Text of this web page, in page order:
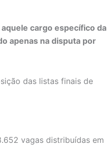
cargo específico da
apenas na disputa por
das listas finais de
vagas distribuídas em